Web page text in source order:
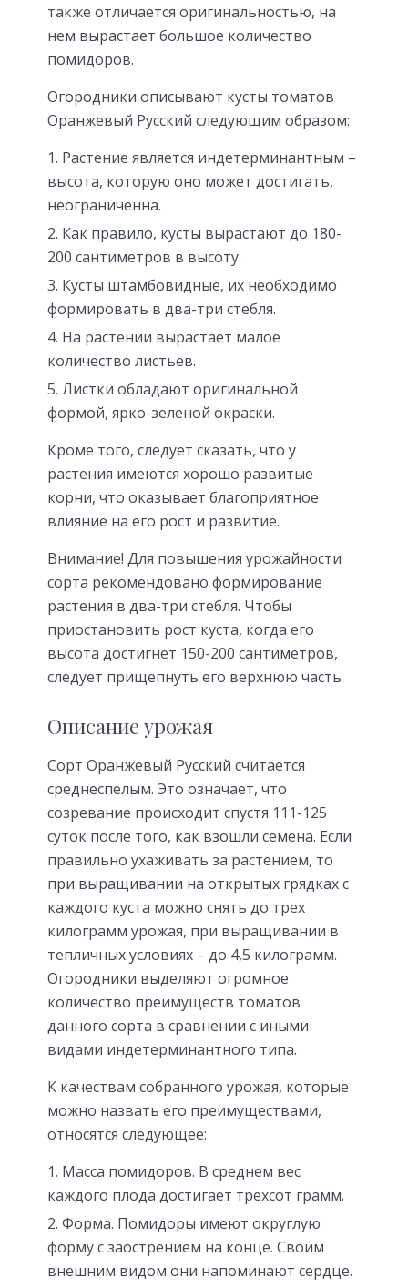
также отличается оригинальностью, на
нем вырастает большое количество
помидоров.
Огородники описывают кусты томатов
Оранжевый Русский следующим образом:
Растение является индетерминантным –
высота, которую оно может достигать,
неограниченна.
Как правило, кусты вырастают до 180-
200 сантиметров в высоту.
Кусты штамбовидные, их необходимо
формировать в два-три стебля.
На растении вырастает малое
количество листьев.
Листки обладают оригинальной
формой, ярко-зеленой окраски.
Кроме того, следует сказать, что у
растения имеются хорошо развитые
корни, что оказывает благоприятное
влияние на его рост и развитие.
Внимание! Для повышения урожайности
сорта рекомендовано формирование
растения в два-три стебля. Чтобы
приостановить рост куста, когда его
высота достигнет 150-200 сантиметров,
следует прищепнуть его верхнюю часть
Описание урожая
Сорт Оранжевый Русский считается
среднеспелым. Это означает, что
созревание происходит спустя 111-125
суток после того, как взошли семена. Если
правильно ухаживать за растением, то
при выращивании на открытых грядках с
каждого куста можно снять до трех
килограмм урожая, при выращивании в
тепличных условиях – до 4,5 килограмм.
Огородники выделяют огромное
количество преимуществ томатов
данного сорта в сравнении с иными
видами индетерминантного типа.
К качествам собранного урожая, которые
можно назвать его преимуществами,
относятся следующее:
Масса помидоров. В среднем вес
каждого плода достигает трехсот грамм.
Форма. Помидоры имеют округлую
форму с заострением на конце. Своим
внешним видом они напоминают сердце.